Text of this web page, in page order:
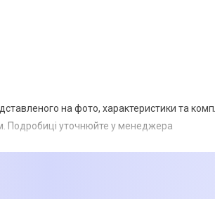
на фото, характеристики та
Подробиці уточнюйте у менеджера